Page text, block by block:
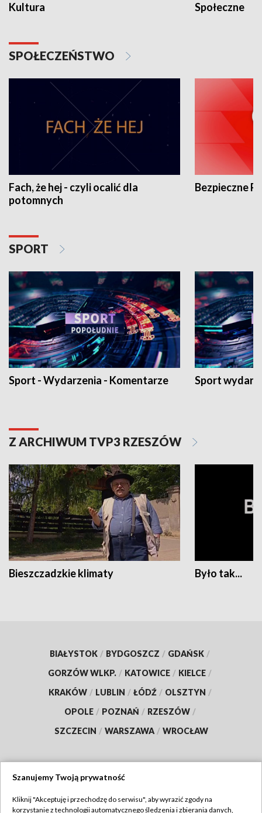
Kultura Społeczne
SPOŁECZEŃSTWO
Fach, że hej - czyli ocalić dla
potomnych
Bezpieczne
SPORT
Sport - Wydarzenia - Komentarze Sport
Z ARCHIWUM TVP3 RZESZÓW
Bieszczadzkie klimaty Było tak...
BIAŁYSTOK / BYDGOSZCZ / GDAŃSK /
GORZÓW WLKP. / KATOWICE / KIELCE /
KRAKÓW / LUBLIN / ŁÓDŹ / OLSZTYN /
OPOLE / POZNAŃ / RZESZÓW /
SZCZECIN / WARSZAWA / WROCŁAW
Szanujemy Twoją prywatność
Kliknij "Akceptuję i przechodzę do serwisu", aby wyrazić zgody na
korzystanie z technologii automatycznego śledzenia i zbierania danych,